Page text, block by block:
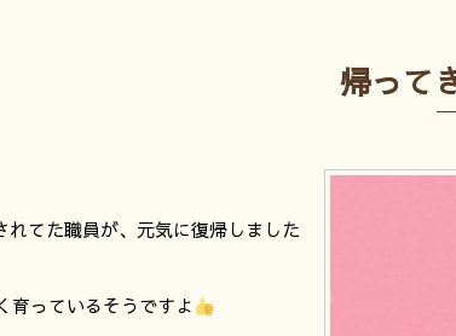
帰って
れてた職員が、元気に復帰しました
育っているそうですよ